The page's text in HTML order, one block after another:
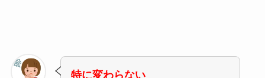
特に変わらない